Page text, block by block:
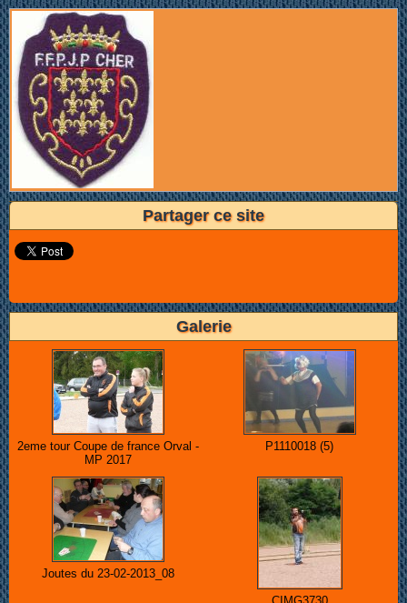
Partager ce site
Galerie
2eme tour Coupe de france Orval -
MP 2017
P1110018 (5)
Joutes du 23-02-2013_08